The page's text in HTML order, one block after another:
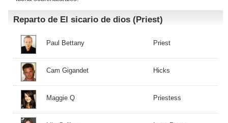
Reparto de El sicario de dios (Priest)
Paul Bettany Priest
Cam Gigandet Hicks
Maggie Q Priestess